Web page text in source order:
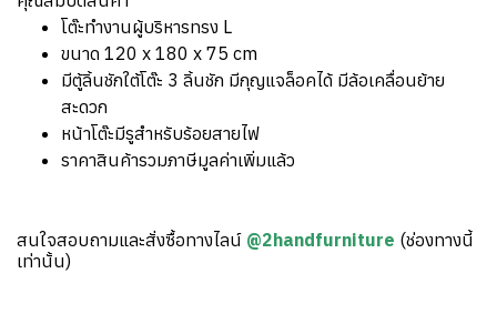
โต๊ะทำงานผู้บริหารทรง L
ขนาด 120 x 180 x 75 cm
มีตู้ลิ้นชักใต้โต๊ะ 3 ลิ้นชัก มีกุญแจล็อคได้ มีล้อเคลื่อนย้าย
สะดวก
หน้าโต๊ะมีรูสำหรับร้อยสายไฟ
ราคาสินค้ารวมภาษีมูลค่าเพิ่มแล้ว
สนใจสอบถามและสั่งซื้อทางไลน์ @2handfurniture (ช่องทางนี้
เท่านั้น)